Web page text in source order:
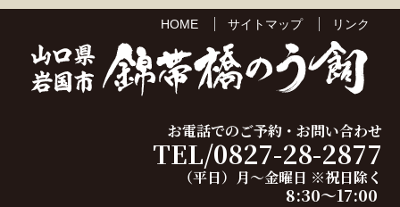
HOME サイトマップ リンク
お電話でのご予約・お問い合わせ
TEL/0827-28-2877
（平日）月～金曜日 ※祝日除く
8:30～17:00